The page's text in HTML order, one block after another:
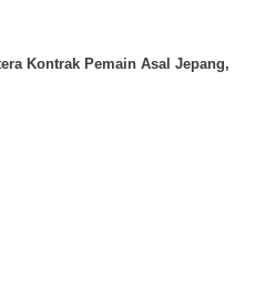
Kontrak Pemain Asal Jepang,